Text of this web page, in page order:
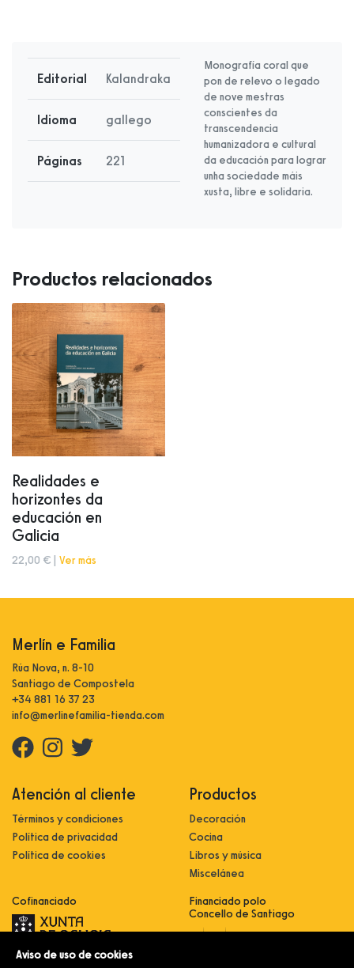
Editorial Kalandraka
Idioma gallego
Páginas 221
Monografía coral que
pon de relevo o legado
de nove mestras
conscientes da
transcendencia
humanizadora e cultural
da educación para lograr
unha sociedade máis
xusta, libre e solidaria.
Productos relacionados
Realidades e
horizontes da
educación en
Galicia
22,00 € | Ver más
Merlín e Familia
Rúa Nova, n. 8-10
Santiago de Compostela
+34 881 16 37 23
info@merlinefamilia-tienda.com
Atención al cliente
Términos y condiciones
Política de privacidad
Política de cookies
Productos
Decoración
Cocina
Libros y música
Miscelánea
Cofinanciado
Innovación, dixitalización e
Financiado polo
Concello de Santiago
Aviso de uso de cookies